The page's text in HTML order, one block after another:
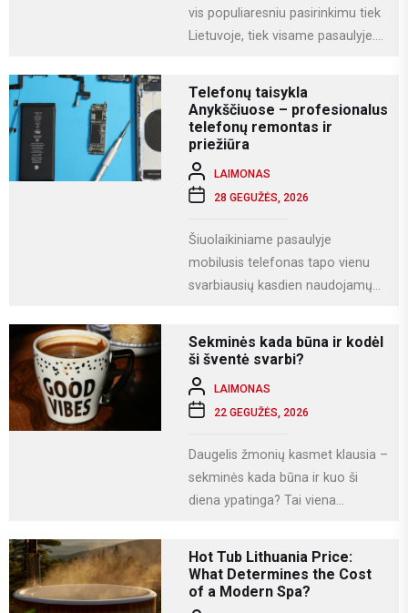
vis populiaresniu pasirinkimu tiek
Lietuvoje, tiek visame pasaulyje.
Telefonų taisykla
Anykščiuose – profesionalus
telefonų remontas ir
priežiūra
LAIMONAS
28 GEGUŽĖS, 2026
Šiuolaikiniame pasaulyje
mobilusis telefonas tapo vienu
svarbiausių kasdien naudojamų
naudojamės socialiniais...
Sekminės kada būna ir kodėl
ši šventė svarbi?
LAIMONAS
22 GEGUŽĖS, 2026
Daugelis žmonių kasmet klausia –
sekminės kada būna ir kuo ši
diena ypatinga? Tai viena
Hot Tub Lithuania Price:
What Determines the Cost
of a Modern Spa?